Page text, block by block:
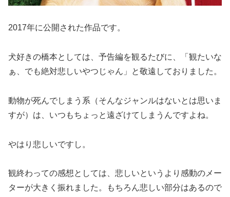
2017年に公開された作品です。
犬好きの橋本としては、予告編を観るたびに、「観たいな
ぁ、でも絶対悲しいやつじゃん」と敬遠しておりました。
動物が死んでしまう系（そんなジャンルはないとは思いま
すが）は、いつもちょっと遠ざけてしまうんですよね。
やはり悲しいですし。
観終わっての感想としては、悲しいというより感動のメー
ターが大きく振れました。もちろん悲しい部分はあるので